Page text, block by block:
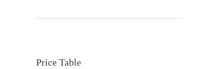
Price Table